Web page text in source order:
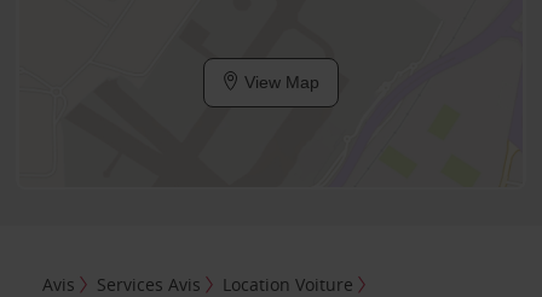
View Map
Avis Services Avis
Location Voiture